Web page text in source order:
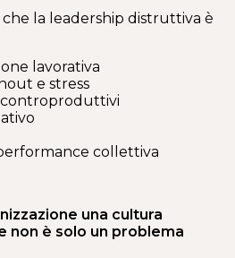
la leadership distruttiva è
lavorativa
e stress
collettiva
una cultura
non è solo un problema